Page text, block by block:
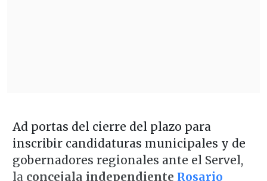
Ad portas del cierre del plazo para
inscribir candidaturas municipales y de
gobernadores regionales ante el Servel,
la concejala independiente Rosario